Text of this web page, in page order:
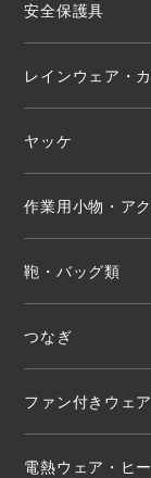
安全保護具
レインウェア・
ヤッケ
作業用小物・ア
鞄・バッグ類
つなぎ
ファン付きウェ
電熱ウェア・ヒ